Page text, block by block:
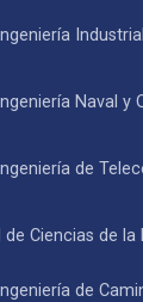
Industrial
Naval y
de
de Ciencias de la
de